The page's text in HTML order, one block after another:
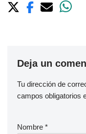
Deja un
Tu dirección de
campos obligatorios
Nombre *